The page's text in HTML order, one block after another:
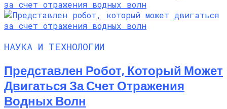
НАУКА И ТЕХНОЛОГИИ
Представлен Робот, Который Может
Двигаться За Счет Отражения
Водных Волн